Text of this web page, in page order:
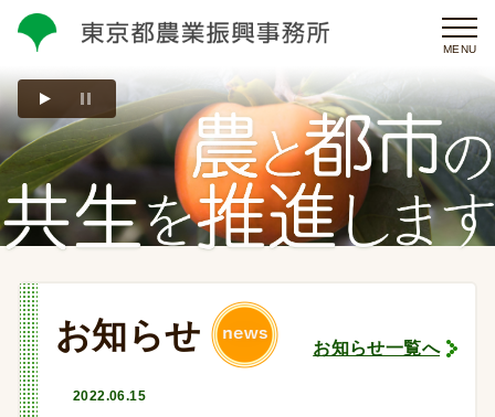
MENU
お知らせ お知らせ一覧へ
2022.06.15